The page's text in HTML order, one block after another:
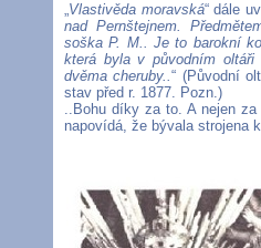
„Vlastivěda moravská“ dále
nad Pernštejnem.
soška P. M.. Je to barokní
která byla v původním oltáři
dvěma cheruby..“ (Původní
stav před r. 1877. Pozn.)
..Bohu díky za to. A nejen
napovídá, že bývala strojena